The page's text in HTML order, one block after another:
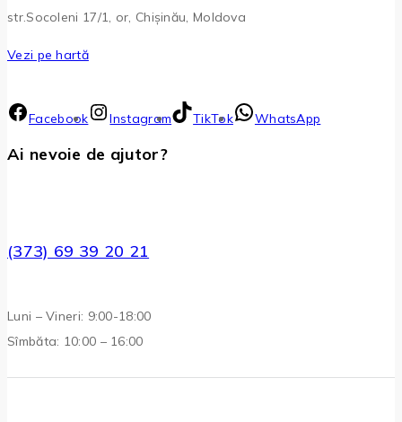
str.Socoleni 17/1, or, Chișinău, Moldova
Vezi pe hartă
Facebook Instagram TikTok WhatsApp
Ai nevoie de ajutor?
(373) 69 39 20 21
Luni – Vineri: 9:00-18:00
Sîmbăta: 10:00 – 16:00